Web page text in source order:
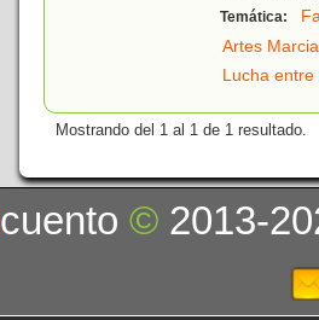
Temática:
Artes
Lucha entre
Mostrando del 1 al 1 de 1 resultado.
cuento© 2013-